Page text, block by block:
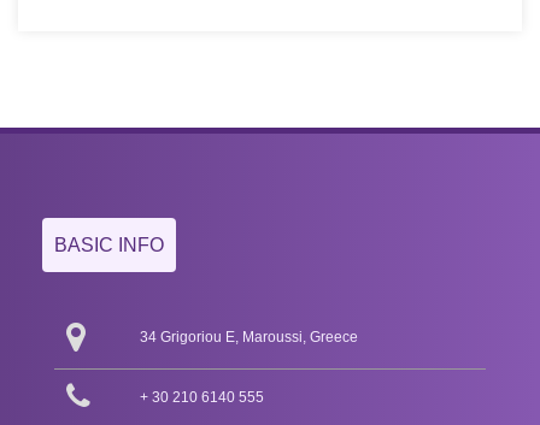
BASIC INFO
34 Grigoriou E, Maroussi, Greece
+ 30 210 6140 555